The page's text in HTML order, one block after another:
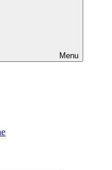
Menu